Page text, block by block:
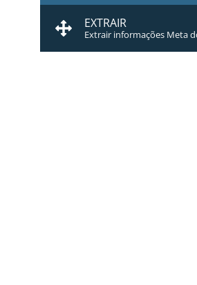
EXTRAIR
Extrair informações Meta